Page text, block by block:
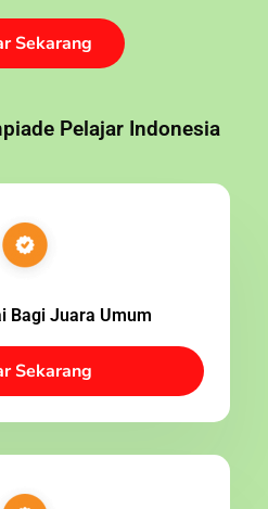
Sekarang
Pelajar Indonesia
Bagi Juara Umum
Sekarang